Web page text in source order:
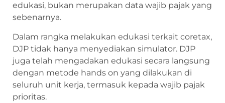
edukasi, bukan merupakan data wajib pajak yang
sebenarnya.
Dalam rangka melakukan edukasi terkait coretax,
DJP tidak hanya menyediakan simulator. DJP
juga telah mengadakan edukasi secara langsung
dengan metode hands on yang dilakukan di
seluruh unit kerja, termasuk kepada wajib pajak
prioritas.